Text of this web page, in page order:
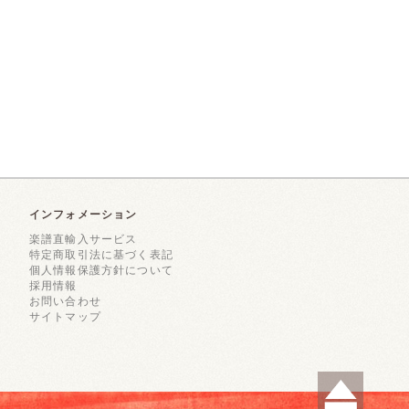
インフォメーション
楽譜直輸入サービス
特定商取引法に基づく表記
個人情報保護方針について
採用情報
お問い合わせ
サイトマップ